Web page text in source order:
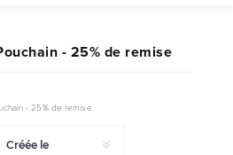
- 25% de remise
- 25% de remise